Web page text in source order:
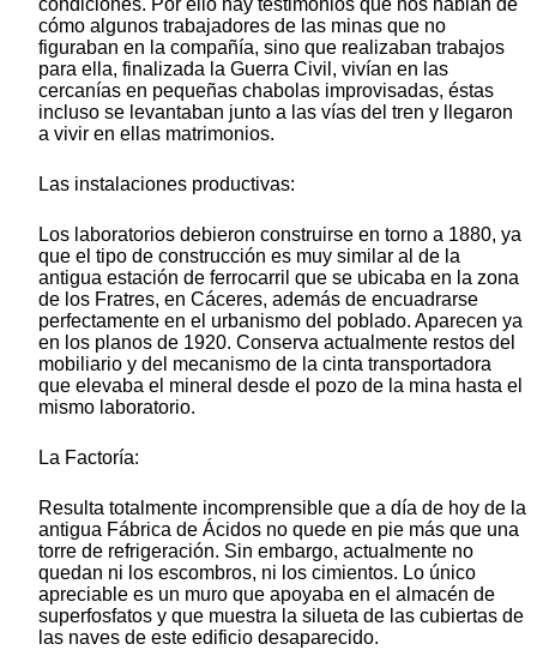
condiciones. Por ello hay testimonios que nos hablan de
cómo algunos trabajadores de las minas que no
figuraban en la compañía, sino que realizaban trabajos
para ella, finalizada la Guerra Civil, vivían en las
cercanías en pequeñas chabolas improvisadas, éstas
incluso se levantaban junto a las vías del tren y llegaron
a vivir en ellas matrimonios.
Las instalaciones productivas:
Los laboratorios debieron construirse en torno a 1880, ya
que el tipo de construcción es muy similar al de la
antigua estación de ferrocarril que se ubicaba en la zona
de los Fratres, en Cáceres, además de encuadrarse
perfectamente en el urbanismo del poblado. Aparecen ya
en los planos de 1920. Conserva actualmente restos del
mobiliario y del mecanismo de la cinta transportadora
que elevaba el mineral desde el pozo de la mina hasta el
mismo laboratorio.
La Factoría:
Resulta totalmente incomprensible que a día de hoy de la
antigua Fábrica de Ácidos no quede en pie más que una
torre de refrigeración. Sin embargo, actualmente no
quedan ni los escombros, ni los cimientos. Lo único
apreciable es un muro que apoyaba en el almacén de
superfosfatos y que muestra la silueta de las cubiertas de
las naves de este edificio desaparecido.